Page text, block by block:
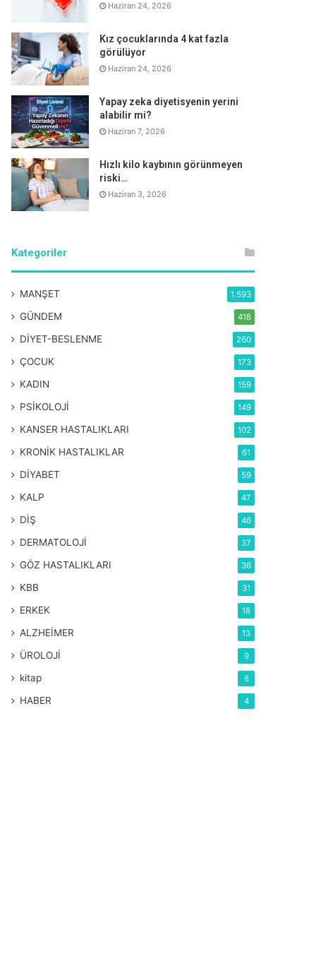
Haziran 24, 2026
Kız çocuklarında 4 kat fazla
görülüyor
Haziran 24, 2026
Yapay zeka diyetisyenin yerini
alabilir mi?
Haziran 7, 2026
Hızlı kilo kaybının görünmeyen
riski…
Haziran 3, 2026
Kategoriler
MANŞET 1.593
GÜNDEM 418
DİYET-BESLENME 260
ÇOCUK 173
KADIN 159
PSİKOLOJİ 149
KANSER HASTALIKLARI 102
KRONİK HASTALIKLAR 61
DİYABET 59
KALP 47
DİŞ 46
DERMATOLOJİ 37
GÖZ HASTALIKLARI 36
KBB 31
ERKEK 18
ALZHEİMER 13
ÜROLOJİ 9
kitap 8
HABER 4